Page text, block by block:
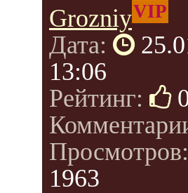
GrozniyVIP
Дата:
13:06
Рейтинг:
1963